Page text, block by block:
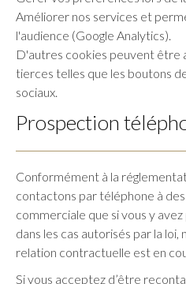
Améliorer nos services et
l'audience (Google Analytics).
D'autres cookies peuvent être
tierces telles que les boutons
sociaux.
Prospection
Conformément à la
contactons par téléphone à
commerciale que si vous y
dans les cas autorisés par la loi,
relation contractuelle est en
Si vous acceptez d’être